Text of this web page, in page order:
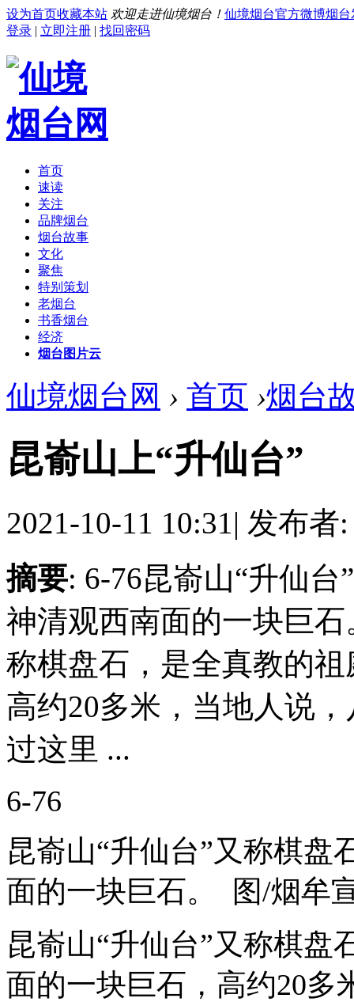
设为首页收藏本站 欢迎走进仙境烟台！ 仙境烟台官方微博烟台
登录 | 立即注册 | 找回密码
首页
速读
关注
品牌烟台
烟台故事
文化
聚焦
特别策划
老烟台
书香烟台
经济
烟台图片云
仙境烟台网 › 首页 ›烟台
昆嵛山上“升仙台”
2021-10-11 10:31| 发布者
摘要: 6-76昆嵛山“升仙
神清观西南面的一块巨
称棋盘石，是全真教的
高约20多米，当地人说
过这里 ...
6-76
昆嵛山“升仙台”又称棋盘
面的一块巨石。 图/烟牟
昆嵛山“升仙台”又称棋盘
面的一块巨石，高约20多